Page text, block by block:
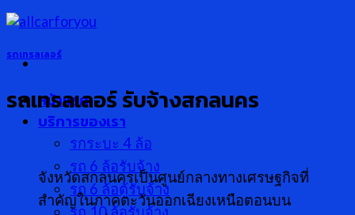
หน้าแรก
บริการของเรา
รกระบะ 4 ล้อ
รถ 6 ล้อรับจ้าง
รถ 6 ล้อตู้รับจ้าง
รถเทรลเลอร์
รถเทรลเลอร์ รับจ้างสกลนคร
จังหวัดสกลนครเป็นศูนย์กลางทางเศรษฐกิจที่
สำคัญในภาคตะวันออกเฉียงเหนือตอนบน